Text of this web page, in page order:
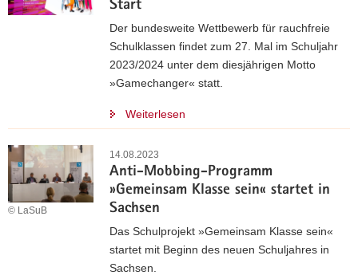
Start
Der bundesweite Wettbewerb für rauchfreie
Schulklassen findet zum 27. Mal im Schuljahr
2023/2024 unter dem diesjährigen Motto
»Gamechanger« statt.
Weiterlesen
14.08.2023
Anti-Mobbing-Programm
»Gemeinsam Klasse sein« startet in
Sachsen
© LaSuB
Das Schulprojekt »Gemeinsam Klasse sein«
startet mit Beginn des neuen Schuljahres in
Sachsen.